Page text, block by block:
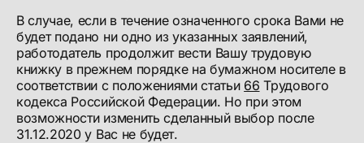
В случае, если в течение означенного срока Вами не
будет подано ни одно из указанных заявлений,
работодатель продолжит вести Вашу трудовую
книжку в прежнем порядке на бумажном носителе в
соответствии с положениями статьи 66 Трудового
кодекса Российской Федерации. Но при этом
возможности изменить сделанный выбор после
31.12.2020 у Вас не будет.